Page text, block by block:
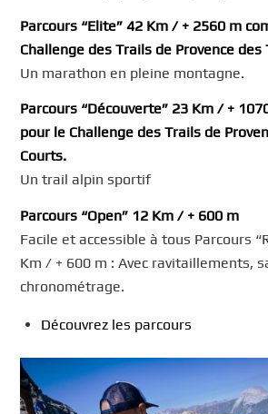
Parcours “Elite” 42 Km / + 2560 m
Challenge des Trails de Provence des
Un marathon en pleine montagne.
Parcours “Découverte” 23 Km / +
pour le Challenge des Trails de
Courts.
Un trail alpin sportif
Parcours “Open” 12 Km / + 600 m
Facile et accessible à tous Parcours
Km / + 600 m : Avec ravitaillements,
chronométrage.
Découvrez les parcours